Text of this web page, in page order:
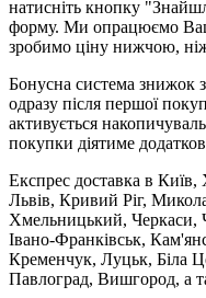
натисніть кнопку
форму. Ми опрацюємо
зробимо ціну нижчою,
Бонусна система знижок
одразу після першої
активується
покупки діятиме
Експрес доставка в
Львів, Кривий Ріг,
Хмельницький, Черкаси,
Івано-Франківськ,
Кременчук, Луцьк, Біла
Павлоград, Вишгород, а